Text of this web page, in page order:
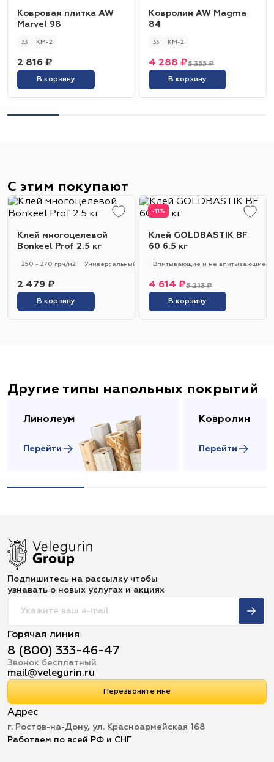
Ковровая плитка AW
Marvel 98
33 КМ-2
2 816 ₽
В корзину
Ковролин AW Magma
84
33 КМ-2
5 355 ₽
4 288 ₽
В корзину
С этим покупают
Клей многоцелевой
Bonkeel Prof 2.5 кг
250 - 270 грм/м2 Универсальный 250 - 270 гр/м2
2 479 ₽
В корзину
-11%
Клей GOLDBASTIK BF
60 6.5 кг
Впитывающие и не впитывающие
5 213 ₽
4 614 ₽
В корзину
Другие типы напольных покрытий
Линолеум
Перейти
Ковролин
Перейти
Подпишитесь на рассылку чтобы
узнавать о новых услугах и акциях
Горячая линия
8 (800) 333-46-47
Звонок бесплатный
mail@velegurin.ru
Перезвоните мне
Адрес
г. Ростов-на-Дону, ул. Красноармейская 168
Работаем по всей РФ и СНГ